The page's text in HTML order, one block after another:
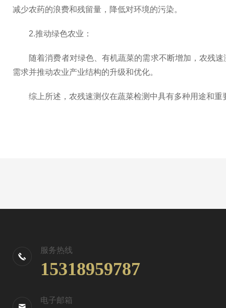
减少农药的浪费和残留量，降低对环境的污染。
2.推动绿色农业：
随着消费者对绿色、有机蔬菜的需求不断增加，农残速
需求并推动农业产业结构的升级和优化。
综上所述，农残速测仪在蔬菜检测中具有多种用途和重
服务热线
15318959787
电子邮箱